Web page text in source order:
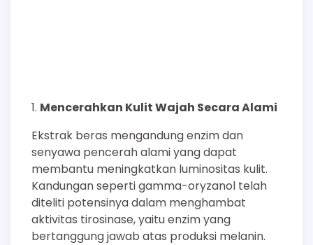
Mencerahkan Kulit Wajah Secara Alami
Ekstrak beras mengandung enzim dan
senyawa pencerah alami yang dapat
membantu meningkatkan luminositas kulit.
Kandungan seperti gamma-oryzanol telah
diteliti potensinya dalam menghambat
aktivitas tirosinase, yaitu enzim yang
bertanggung jawab atas produksi melanin.